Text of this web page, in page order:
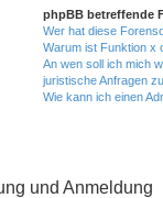
phpBB betreffende
Wer hat diese
Warum ist Funktion x
An wen soll ich mich
juristische Anfragen
Wie kann ich einen
und Anmeldung